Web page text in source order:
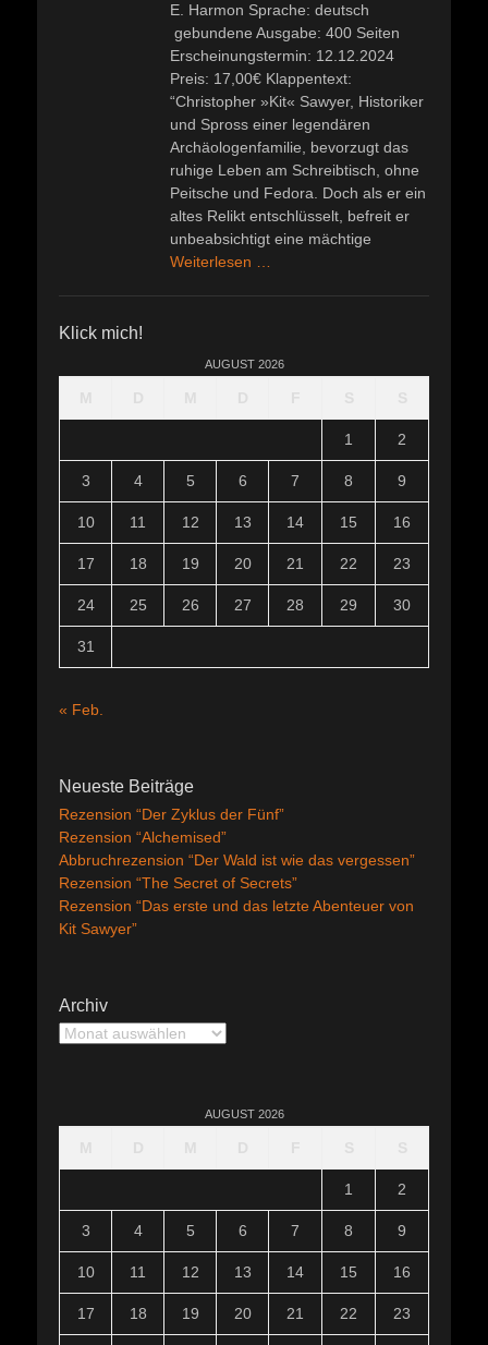
E. Harmon Sprache: deutsch
gebundene Ausgabe: 400 Seiten
Erscheinungstermin: 12.12.2024
Preis: 17,00€ Klappentext:
“Christopher »Kit« Sawyer, Historiker
und Spross einer legendären
Archäologenfamilie, bevorzugt das
ruhige Leben am Schreibtisch, ohne
Peitsche und Fedora. Doch als er ein
altes Relikt entschlüsselt, befreit er
unbeabsichtigt eine mächtige
Weiterlesen …
Klick mich!
AUGUST 2026
1 2
3 4 5 6 7 8 9
10 11 12 13 14 15 16
17 18 19 20 21 22 23
24 25 26 27 28 29 30
31
« Feb.
Neueste Beiträge
Rezension “Der Zyklus der Fünf”
Rezension “Alchemised”
Abbruchrezension “Der Wald ist wie das vergessen”
Rezension “The Secret of Secrets”
Rezension “Das erste und das letzte Abenteuer von
Kit Sawyer”
Archiv
Archiv
AUGUST 2026
1 2
3 4 5 6 7 8 9
10 11 12 13 14 15 16
17 18 19 20 21 22 23